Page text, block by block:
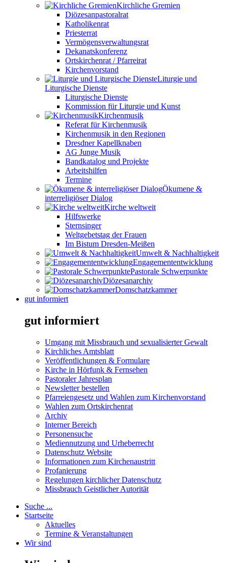
Kirchliche Gremien
Diözesanpastoralrat
Katholikenrat
Priesterrat
Vermögensverwaltungsrat
Dekanatskonferenz
Ortskirchenrat / Pfarreirat
Kirchenvorstand
Liturgie und
Liturgische Dienste
Liturgische Dienste
Kommission für Liturgie und Kunst
Kirchenmusik
Referat für Kirchenmusik
Kirchenmusik in den Regionen
Dresdner Kapellknaben
AG Junge Musik
Bandkatalog und Projekte
Arbeitshilfen
Termine
Ökumene &
interreligiöser Dialog
Kirche weltweit
Hilfswerke
Sternsinger
Weltgebetstag der Frauen
Im Bistum Dresden-Meißen
Umwelt & Nachhaltigkeit
Engagemententwicklung
Pastorale Schwerpunkte
Diözesanarchiv
Domschatzkammer
gut informiert
gut informiert
Umgang mit Missbrauch und sexualisierter Gewalt
Kirchliches Amtsblatt
Veröffentlichungen & Formulare
Kirche in Hörfunk & Fernsehen
Pastoraler Jahresplan
Newsletter bestellen
Pfarreiengesetz und Wahlen zum Kirchenvorstand
Wahlen zum Ortskirchenrat
Archiv
Interner Bereich
Personensuche
Mediennutzung und Urheberrecht
Datenschutz Website
Informationen zum Kirchenaustritt
Profanierung
Regelungen kirchlicher Datenschutz
Missbrauch Geistlicher Autorität
Suche ...
Startseite
Aktuelles
Termine & Veranstaltungen
Wir sind